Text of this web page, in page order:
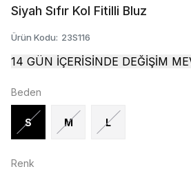
Siyah Sıfır Kol Fitilli Bluz
Ürün Kodu: 23S116
14 GÜN İÇERİSİNDE DEĞİŞİM
Beden
S M L
Renk